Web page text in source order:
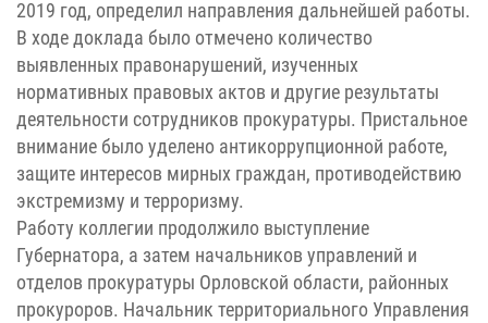
2019 год, определил направления дальнейшей работы.
В ходе доклада было отмечено количество
выявленных правонарушений, изученных
нормативных правовых актов и другие результаты
деятельности сотрудников прокуратуры. Пристальное
внимание было уделено антикоррупционной работе,
защите интересов мирных граждан, противодействию
экстремизму и терроризму.
Работу коллегии продолжило выступление
Губернатора, а затем начальников управлений и
отделов прокуратуры Орловской области, районных
прокуроров. Начальник территориального Управления